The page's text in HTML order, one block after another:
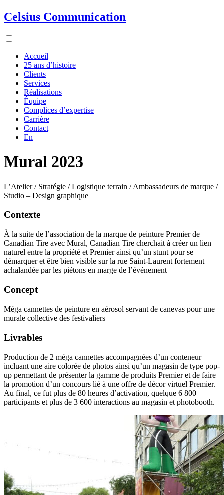
Celsius Communication
Accueil
25 ans d’histoire
Clients
Services
Réalisations
Équipe
Complices d’expertise
Carrière
Contact
En
Mural 2023
L’Atelier / Stratégie / Logistique terrain / Ambassadeurs de marque /
Studio – Design graphique
Contexte
À la suite de l’association de la marque de peinture Premier de
Canadian Tire avec Mural, Canadian Tire cherchait à créer un lien
naturel entre la propriété et Premier ainsi qu’un stunt pour se
démarquer et être bien visible sur la rue Saint-Laurent fortement
achalandée par les piétons en marge de l’événement
Concept
Méga cannettes de peinture en aérosol servant de canevas pour une
murale collective des festivaliers
Livrables
Production de 2 méga cannettes accompagnées d’un conteneur
incluant une aire colorée de photos ainsi qu’un magasin de type pop-
up permettant de présenter la gamme de produits Premier et de faire
la promotion d’un concours lié à une offre de décor virtuel Premier.
Au final, ce fut plus de 80 heures d’activation, quelque 6 800
participants et plus de 3 600 interactions au magasin et photobooth.